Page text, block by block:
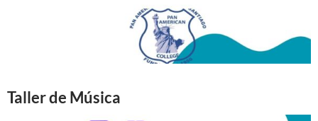
Taller de Música